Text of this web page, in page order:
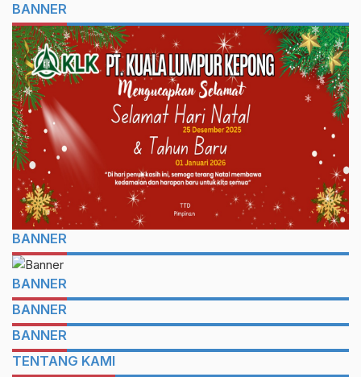
BANNER
BANNER
BANNER
BANNER
BANNER
TENTANG KAMI